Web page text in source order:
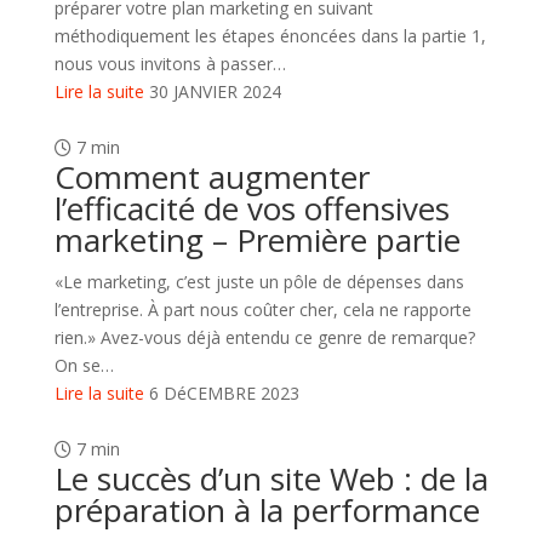
préparer votre plan marketing en suivant
méthodiquement les étapes énoncées dans la partie 1,
nous vous invitons à passer…
Lire la suite 30 JANVIER 2024
7 min
Comment augmenter
l’efficacité de vos offensives
marketing – Première partie
«Le marketing, c’est juste un pôle de dépenses dans
l’entreprise. À part nous coûter cher, cela ne rapporte
rien.» Avez-vous déjà entendu ce genre de remarque?
On se…
Lire la suite 6 DéCEMBRE 2023
7 min
Le succès d’un site Web : de la
préparation à la performance